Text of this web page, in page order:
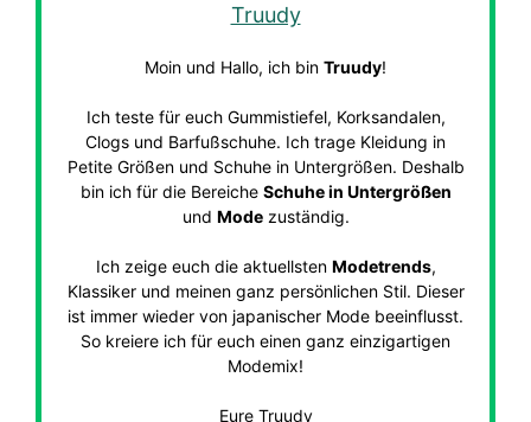
Truudy
Moin und Hallo, ich bin Truudy!
Ich teste für euch Gummistiefel, Korksandalen,
Clogs und Barfußschuhe. Ich trage Kleidung in
Petite Größen und Schuhe in Untergrößen. Deshalb
bin ich für die Bereiche Schuhe in Untergrößen
und Modezuständig.
Ich zeige euch die aktuellsten Modetrends,
Klassiker und meinen ganz persönlichen Stil. Dieser
ist immer wieder von japanischer Mode beeinflusst.
So kreiere ich für euch einen ganz einzigartigen
Modemix!
Eure Truudy